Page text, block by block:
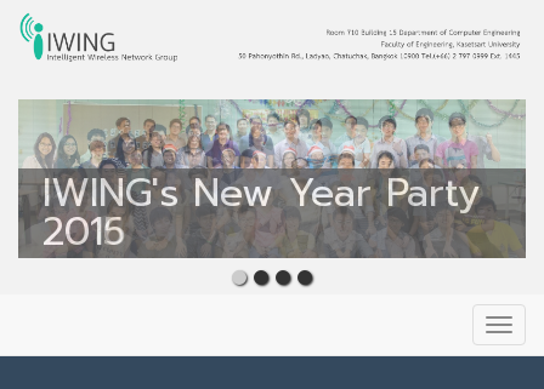
IWING
Intelligent Wireless
Network Group
IWING's New Year Party
2016
IWING's New Year Party
2015